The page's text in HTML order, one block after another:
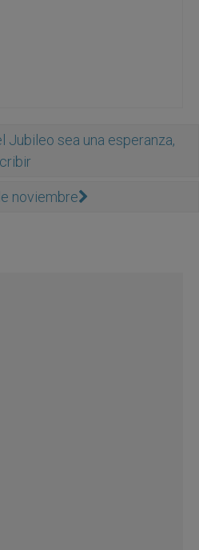
Jubileo sea una esperanza,
noviembre